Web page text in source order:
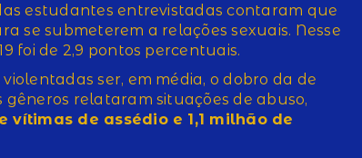
estudantes entrevistadas contaram que
se submeterem a relações sexuais. Nesse
foi de 2,9 pontos percentuais.
ser, em média, o dobro da de
gêneros relataram situações de abuso,
vítimas de assédio e 1,1 milhão de